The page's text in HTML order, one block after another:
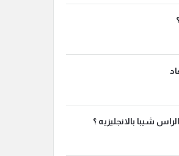
شيبا بالانجليزيه ؟